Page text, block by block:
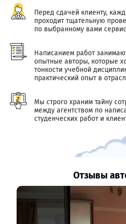
Перед сдачей клиенту,
проходит тщательную
по выбранному вами
Написанием работ
опытные авторы, которые
тонкости учебной
практический опыт в
Мы строго храним тайну
между агентством по
студенческих работ и
Отзывы